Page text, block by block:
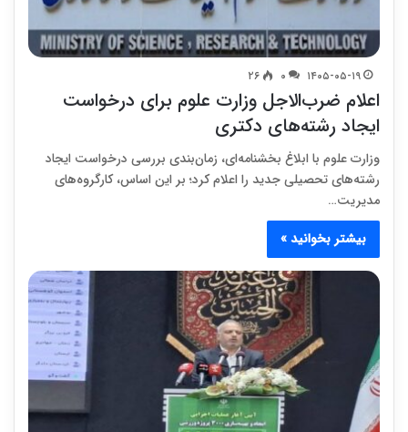
۱۴۰۵-۰۵-۱۹ ۰ ۲۶
اعلام ضرب‌الاجل وزارت علوم برای درخواست
ایجاد رشته‌های دکتری
وزارت علوم با ابلاغ بخشنامه‌ای، زمان‌بندی بررسی درخواست ایجاد
رشته‌های تحصیلی جدید را اعلام کرد؛ بر این اساس، کارگروه‌های
مدیریت…
بیشتر بخوانید »